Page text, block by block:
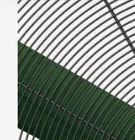
Product
Contact